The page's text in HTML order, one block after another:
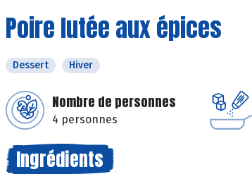
Poire lutée aux épices
Dessert Hiver
Nombre de personnes
4 personnes
Ingrédients